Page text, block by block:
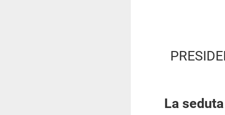
La